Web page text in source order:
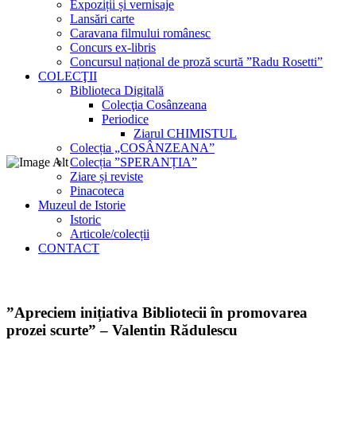
Expoziții și vernisaje
Lansări carte
Caravana filmului românesc
Concurs ex-libris
Concursul național de proză scurtă ”Radu Rosetti”
COLECŢII
Biblioteca Digitală
Colecţia Cosânzeana
Periodice
Ziarul CHIMISTUL
Colecția „COSÂNZEANA”
Colecția ”SPERANȚIA”
Ziare și reviste
Pinacoteca
Muzeul de Istorie
Istoric
Articole/colecții
CONTACT
”Apreciem inițiativa Bibliotecii în promovarea
prozei scurte” – Valentin Rădulescu